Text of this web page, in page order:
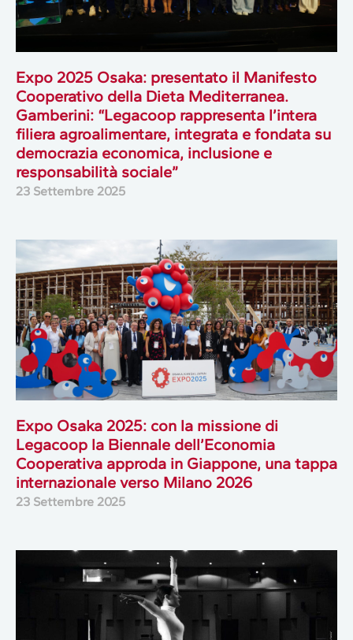
Expo 2025 Osaka: presentato il Manifesto
Cooperativo della Dieta Mediterranea.
Gamberini: “Legacoop rappresenta l’intera
filiera agroalimentare, integrata e fondata su
democrazia economica, inclusione e
responsabilità sociale”
23 Settembre 2025
Expo Osaka 2025: con la missione di
Legacoop la Biennale dell’Economia
Cooperativa approda in Giappone, una tappa
internazionale verso Milano 2026
23 Settembre 2025